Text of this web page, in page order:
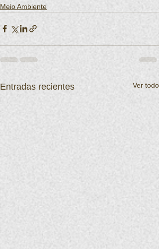
Meio Ambiente
Entradas recientes Ver todo